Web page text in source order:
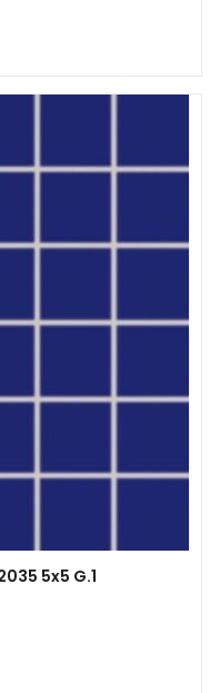
5x5 G.1